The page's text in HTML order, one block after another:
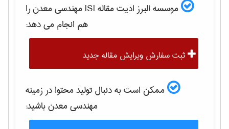
موسسه البرز ادیت مقاله ISI مهندسی معدنرا
هم انجام می دهد:
ثبت سفارش ویرایش مقاله جدید
ممکن است به دنبال تولید محتوا در زمینه
مهندسی معدنباشید: